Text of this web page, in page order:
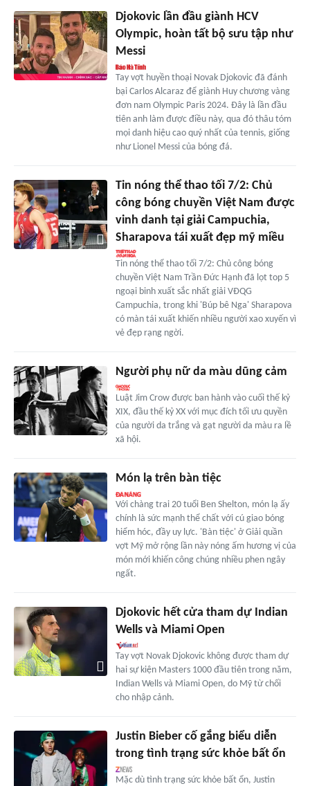
Djokovic lần đầu giành HCV
Olympic, hoàn tất bộ sưu tập như
Messi
Tay vợt huyền thoại Novak Djokovic đã đánh
bại Carlos Alcaraz để giành Huy chương vàng
đơn nam Olympic Paris 2024. Đây là lần đầu
tiên anh làm được điều này, qua đó thâu tóm
mọi danh hiệu cao quý nhất của tennis, giống
như Lionel Messi của bóng đá.
Tin nóng thể thao tối 7/2: Chủ
công bóng chuyền Việt Nam được
vinh danh tại giải Campuchia,
Sharapova tái xuất đẹp mỹ miều
Tin nóng thể thao tối 7/2: Chủ công bóng
chuyền Việt Nam Trần Đức Hạnh đã lọt top 5
ngoại binh xuất sắc nhất giải VĐQG
Campuchia, trong khi 'Búp bê Nga' Sharapova
có màn tái xuất khiến nhiều người xao xuyến vì
vẻ đẹp rạng ngời.
Người phụ nữ da màu dũng cảm
Luật Jim Crow được ban hành vào cuối thế kỷ
XIX, đầu thế kỷ XX với mục đích tối ưu quyền
của người da trắng và gạt người da màu ra lề
xã hội.
Món lạ trên bàn tiệc
Với chàng trai 20 tuổi Ben Shelton, món lạ ấy
chính là sức mạnh thể chất với cú giao bóng
hiểm hóc, đầy uy lực. 'Bàn tiệc' ở Giải quần
vợt Mỹ mở rộng lần này nóng ấm hương vị của
món mới khiến công chúng nhiều phen ngây
ngất.
Djokovic hết cửa tham dự Indian
Wells và Miami Open
Tay vợt Novak Djokovic không được tham dự
hai sự kiện Masters 1000 đầu tiên trong năm,
Indian Wells và Miami Open, do Mỹ từ chối
cho nhập cảnh.
Justin Bieber cố gắng biểu diễn
trong tình trạng sức khỏe bất ổn
Mặc dù tình trạng sức khỏe bất ổn, Justin